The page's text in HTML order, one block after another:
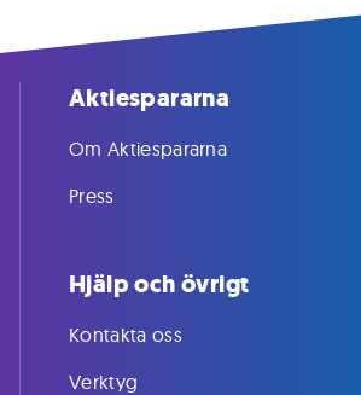
Aktiespararna
Om Aktiespararna
Press
Hjälp och övrigt
Kontakta oss
Verktyg